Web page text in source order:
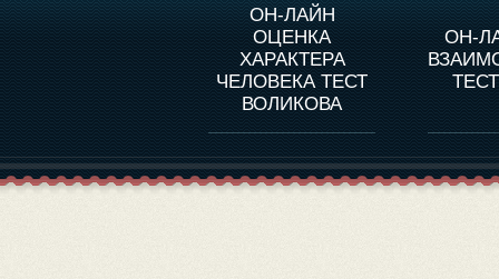
ОН-ЛАЙН
ОЦЕНКА
ХАРАКТЕРА
ЧЕЛОВЕКА ТЕСТ
ВОЛИКОВА
ОН-
О ПРОГРАММЕ
ОЦЕНКА ХАРАКТЕРA
ЧЕЛОВЕКА
ОЦЕНКА ХАРАКТЕРА
ВЫДАЮЩИХСЯ
ЛИЧНОСТЕЙ